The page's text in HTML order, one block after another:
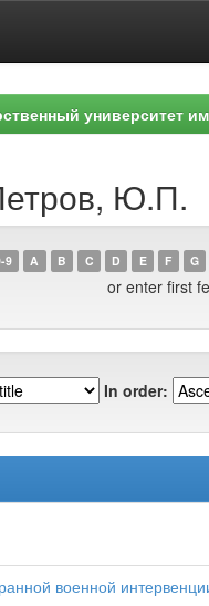
университет
Ю.П.
9 A B C D E F G
or enter first
In order:
военной